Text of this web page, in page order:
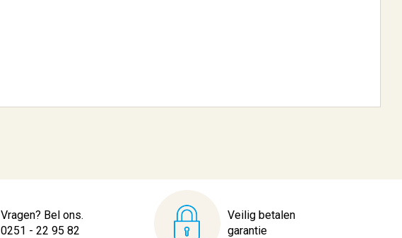
Vragen? Bel ons.
0251 - 22 95 82
Veilig betalen
garantie